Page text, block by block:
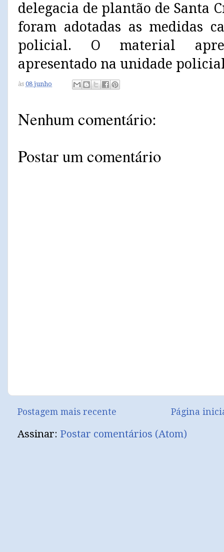
delegacia de plantão de Santa
foram adotadas as medidas
policial. O material
apresentado na unidade
às 08 junho
Nenhum comentário:
Postar um comentário
Postagem mais recente Página
Assinar: Postar comentários (Atom)